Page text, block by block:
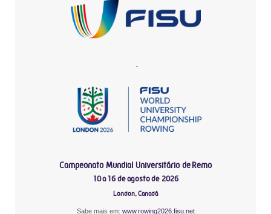
-
Campeonato Mundial Universitário de Remo
10 a 16 de agosto de 2026
London, Canadá
Sabe mais em: www.rowing2026.fisu.net